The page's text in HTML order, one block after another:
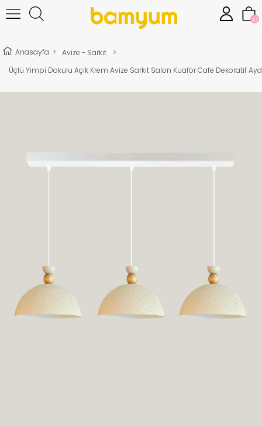
0
Anasayfa > Avize - Sarkıt
>
Üçlü Yimpi Dokulu Açık Krem Avize Sarkıt Salon Kuaför Cafe Dekoratif